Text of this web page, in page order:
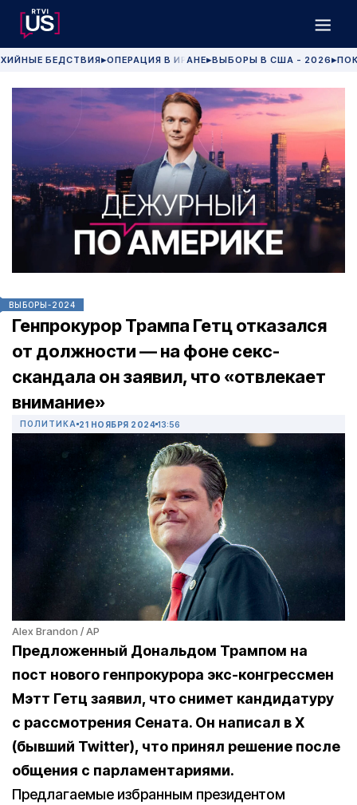
БЕДСТВИЯ▶ОПЕРАЦИЯ В ИРАНЕ▶ВЫБОРЫ В США - 2026 ▶
ВЫБОРЫ-2024
Генпрокурор Трампа Гетц отказался
от должности — на фоне секс-
скандала он заявил, что «отвлекает
внимание»
ПОЛИТИКА 21 НОЯБРЯ 2024 13:56
Alex Brandon / AP
Предложенный Дональдом Трампом на
пост нового генпрокурора экс-конгрессмен
Мэтт Гетц заявил, что снимет кандидатуру
с рассмотрения Сената. Он написал в X
(бывший Twitter), что принял решение после
общения с парламентариями.
Предлагаемые избранным президентом